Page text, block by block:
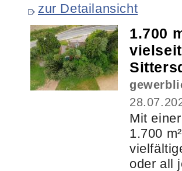
zur Detailansicht
1.700
Mit
1.700
oder all